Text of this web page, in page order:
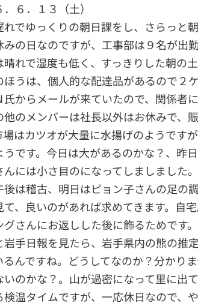
６．１３（土）
れでゆっくりの朝日課をし、さらっと
の日なのですが、工事部は９名が出勤
晴れで湿度も低く、すっきりした朝の土
ほうは、個人的な配達品があるので２
からメールが来ていたので、関係者
他のメンバーは社長以外はお休みで、
場はカツオが大量に水揚げのようです
うです。今日は大があるのかな？、昨
んには小さ目のになってしましました。
後は稽古、明日はピョン子さんの足の
て、良いのがあれば求めてきます。自
グさんにお返しした後に飾るためです。
岩手日報を見たら、岩手県内の熊の推
るんですね。どうしてなのか？分かり
いのかな？。山が過密になって里に出
検温タイムですが、一応休日なので、